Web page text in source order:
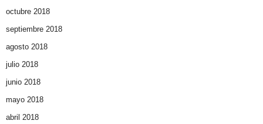
octubre 2018
septiembre 2018
agosto 2018
julio 2018
junio 2018
mayo 2018
abril 2018